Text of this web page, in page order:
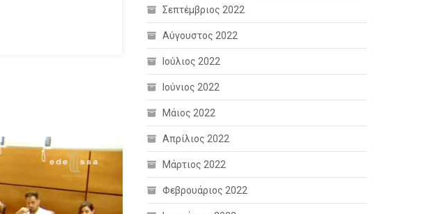
Σεπτέμβριος 2022
Αύγουστος 2022
Ιούλιος 2022
Ιούνιος 2022
Μάιος 2022
Απρίλιος 2022
Μάρτιος 2022
Φεβρουάριος 2022